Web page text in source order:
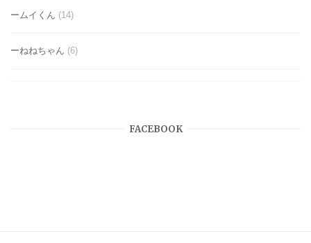
ームイくん (14)
ーねねちゃん (6)
FACEBOOK